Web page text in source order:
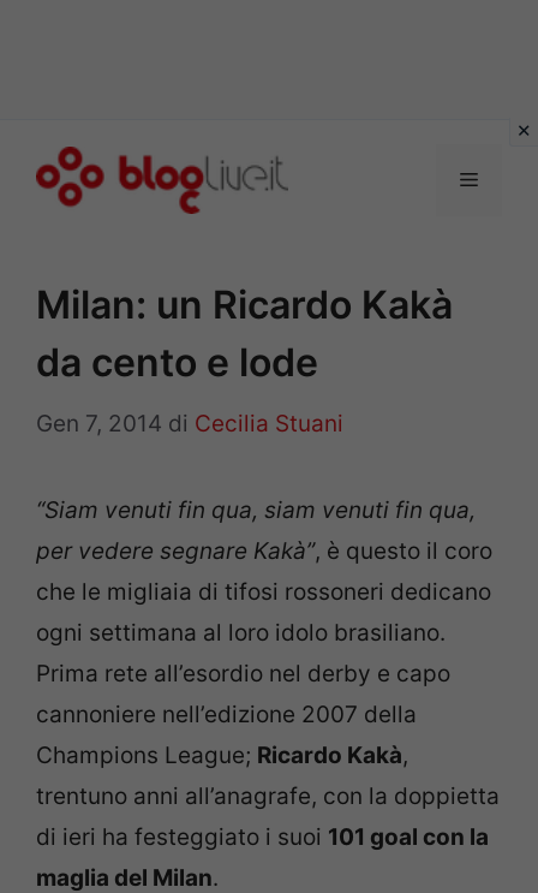
Menu
Milan: un Ricardo Kakà
da cento e lode
Gen 7, 2014 di Cecilia Stuani
“Siam venuti fin qua, siam venuti fin qua,
per vedere segnare Kakà”, è questo il coro
che le migliaia di tifosi rossoneri dedicano
ogni settimana al loro idolo brasiliano.
Prima rete all’esordio nel derby e capo
cannoniere nell’edizione 2007 della
Champions League; Ricardo Kakà,
trentuno anni all’anagrafe, con la doppietta
di ieri ha festeggiato i suoi 101 goal con la
maglia del Milan.